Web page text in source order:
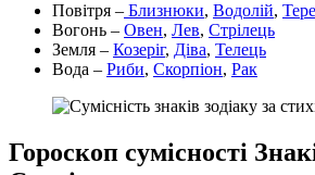
Повітря – Близнюки, Водолій,
Вогонь – Овен, Лев, Стрілець
Земля – Козеріг, Діва, Телець
Вода – Риби, Скорпіон, Рак
Гороскоп сумісності